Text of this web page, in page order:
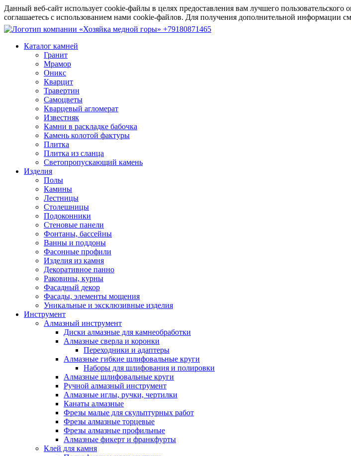
Данный веб-сайт использует cookie-файлы в целях предоставления вам лучшего
соглашаетесь с использованием нами cookie-файлов. Для получения дополнительной информации
+79180871465
Каталог камней
Гранит
Мрамор
Оникс
Кварцит
Травертин
Самоцветы
Кварцевый агломерат
Известняк
Камни в раскладке бабочка
Камень колотой фактуры
Плитка
Плитка из сланца
Светопропускающий камень
Изделия
Полы
Камины
Лестницы
Столешницы
Подоконники
Стеновые панели
Фонтаны, бассейны
Ванны и поддоны
Фасонные профили
Изделия из камня
Декоративное панно
Раковины, курны
Фасадный декор
Фасады, элементы мощения
Уникальные и эксклюзивные изделия
Инструмент
Алмазный инструмент
Диски алмазные для камнеобработки
Алмазные сверла и коронки
Переходники и адаптеры
Алмазные гибкие шлифовальные круги
Наборы для шлифования и полировки
Алмазные шлифовальные круги
Ручной алмазный инструмент
Алмазные иглы, ручки, чертилки
Канаты алмазные
Фрезы малые для скульптурных работ
Фрезы алмазные торцевые
Фрезы алмазные профильные
Алмазные фикерт и франкфурты
Клей для камня